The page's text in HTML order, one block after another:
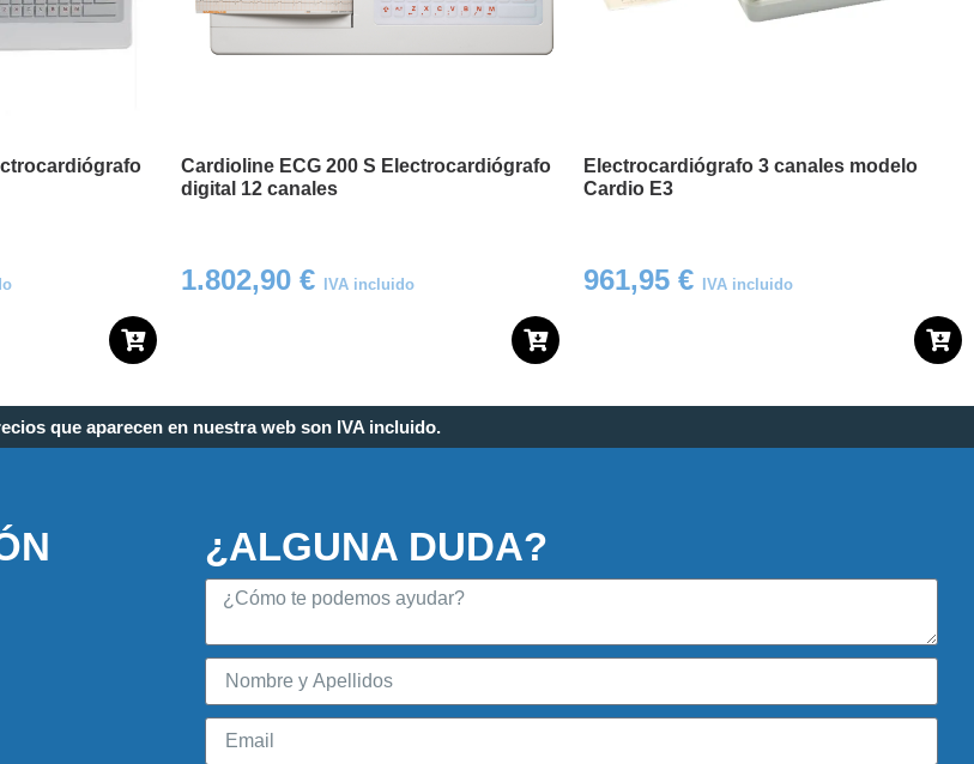
Cardioline ECG 200 S Electrocardiógrafo
digital 12 canales
1.802,90 € IVA incluido
Electrocardiógrafo 3 canales modelo
Cardio E3
961,95 € IVA incluido
que aparecen en nuestra web son IVA incluido.
¿ALGUNA DUDA?